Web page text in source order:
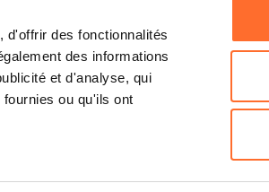
d'offrir des fonctionnalités
des informations
et d'analyse, qui
ou qu'ils ont
à bois
Lavora
Espace